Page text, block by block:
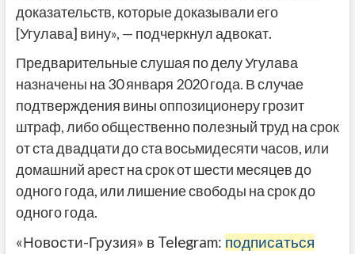
доказательств, которые доказывали его
[Угулава] вину», — подчеркнул адвокат.
Предварительные слушая по делу Угулава
назначены на 30 января 2020 года. В случае
подтверждения вины оппозиционеру грозит
штраф, либо общественно полезный труд на срок
от ста двадцати до ста восьмидесяти часов, или
домашний арест на срок от шести месяцев до
одного года, или лишение свободы на срок до
одного года.
«Новости-Грузия» в Telegram: подписаться